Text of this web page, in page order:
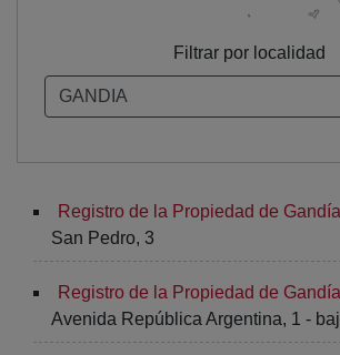
Filtrar por localidad
Registro de la Propiedad de
San Pedro, 3
Registro de la Propiedad de
Avenida República Argentina, 1 -